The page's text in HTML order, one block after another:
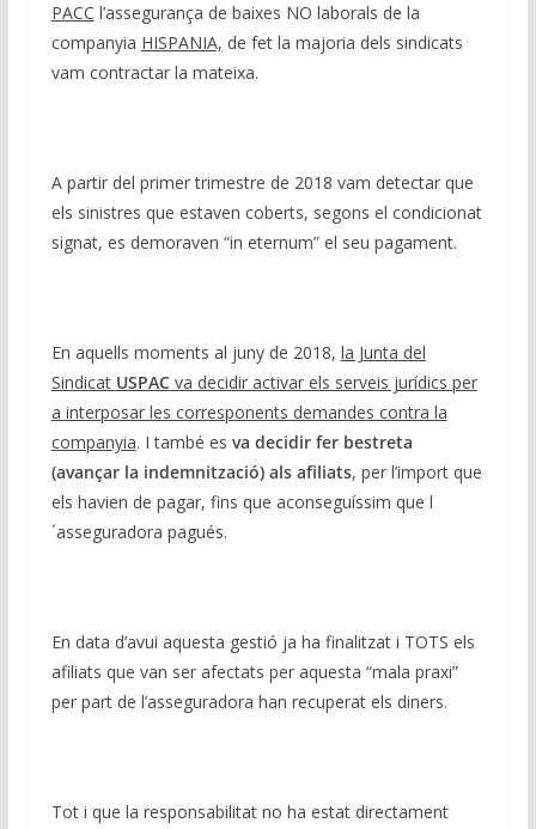
PACC l’assegurança de baixes NO laborals de la
companyia HISPANIA, de fet la majoria dels sindicats
vam contractar la mateixa.
A partir del primer trimestre de 2018 vam detectar que
els sinistres que estaven coberts, segons el condicionat
signat, es demoraven “in eternum” el seu pagament.
En aquells moments al juny de 2018, la Junta del
Sindicat USPACva decidir activar els serveis jurídics per
a interposar les corresponents demandes contra la
companyia. I també es va decidir fer bestreta
(avançar la indemnització) als afiliats, per l’import que
els havien de pagar, fins que aconseguíssim que l
´asseguradora pagués.
En data d’avui aquesta gestió ja ha finalitzat i TOTS els
afiliats que van ser afectats per aquesta “mala praxi”
per part de l’asseguradora han recuperat els diners.
Tot i que la responsabilitat no ha estat directament